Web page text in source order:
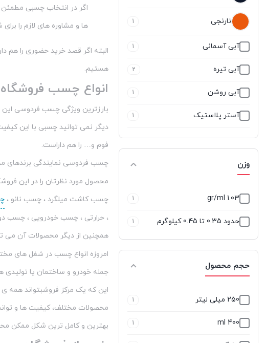
شمال shomal
غفاری 93
فورس 6
کاسپین
لازیو 12
لاکتایت-loctite
لاکسیل
ماتادو
هومان
ولگا - Volga Color
ویکرز
نارنجی 1
آبی آسمانی 1
آبی تیره 2
آبی روشن 1
آستر پلاستیک 1
بلوط (Rovere) 1
4
خاکی روشن
زرد
سبز تیره 1
سبز روشن 1
وزن
1.03 gr/ml
1
حدود 0.35 تا 0.45 کیلوگرم 1
حجم محصول
250 میلی لیتر 1
400 ml
1
اگر در انتخاب چسبی
ها و مشاوره های لازم را
البته اگر قصد خرید حضوری را هم
هستیم.
انواع چسب
بارزترین ویژگی چسب فردوسی
دیگر نمی توانید چسبی با این
فوم و… را هم داراست.
چسب فردوسی نمایندگی برندهای
محصول مورد نظرتان را در این
چسب کاشت میلگرد ، چسب نانو ،
، حرارتی ، چسب خودرویی ، چسب
همچنین از دیگر محصولات آن می
امروزه انواع چسب در شغل های
جمله خودرو و ساختمان یا تولیدی
این که یک مرکز فروشبتواند همه ی
محصولات مختلف، کیفیت ها و
بهترین و کامل ترین شکل ممکن